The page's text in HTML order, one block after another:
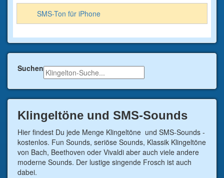
SMS-Ton für iPhone
Suchen
Klingeltöne und SMS-Sounds
Hier findest Du jede Menge Klingeltöne und SMS-Sounds -
kostenlos. Fun Sounds, seriöse Sounds, Klassik Klingeltöne
von Bach, Beethoven oder Vivaldi aber auch viele andere
moderne Sounds. Der lustige singende Frosch ist auch
dabei.